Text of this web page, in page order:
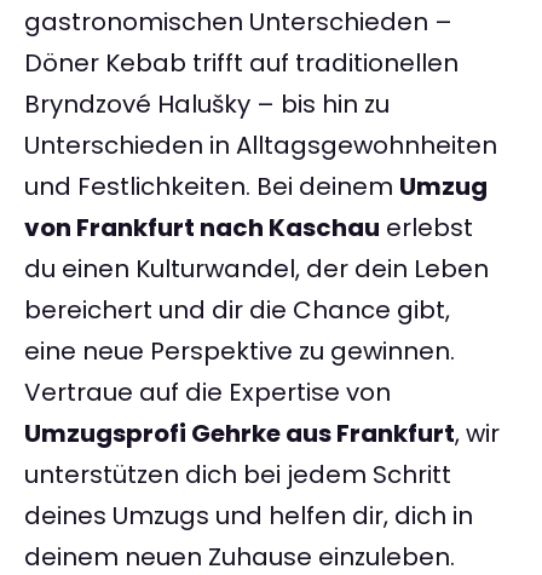
gastronomischen Unterschieden –
Döner Kebab trifft auf traditionellen
Bryndzové Halušky – bis hin zu
Unterschieden in Alltagsgewohnheiten
und Festlichkeiten. Bei deinem Umzug
von Frankfurt nach Kaschau erlebst
du einen Kulturwandel, der dein Leben
bereichert und dir die Chance gibt,
eine neue Perspektive zu gewinnen.
Vertraue auf die Expertise von
Umzugsprofi Gehrke aus Frankfurt, wir
unterstützen dich bei jedem Schritt
deines Umzugs und helfen dir, dich in
deinem neuen Zuhause einzuleben.